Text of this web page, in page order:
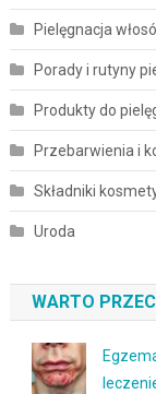
Pielęgnacja
Porady i rutyny
Produkty do
Przebarwienia i
Składniki
Uroda
WARTO